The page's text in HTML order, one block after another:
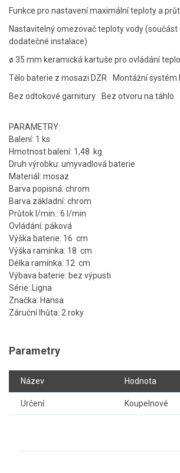
Funkce pro nastavení maximální teploty a
Nastavitelný omezovač teploty vody (součást
dodatečné instalace)
ø 35 mm keramická kartuše pro ovládání
Tělo baterie z mosazi DZR
Montážní systém
Bez odtokové garnitury
Bez otvoru na táhlo
PARAMETRY:
Balení: 1 ks
Hmotnost balení: 1,48 kg
Druh výrobku: umyvadlová baterie
Materiál: mosaz
Barva popisná: chrom
Barva základní: chrom
Průtok l/min.: 6 l/min
Ovládání: páková
Výška baterie: 16 cm
Výška ramínka: 18 cm
Délka ramínka: 12 cm
Výbava baterie: bez výpusti
Série: Ligna
Značka: Hansa
Záruční lhůta: 2 roky
Parametry
Název Hodnota
Určení: Koupelnové